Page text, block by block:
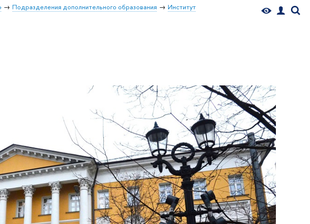
Подразделения дополнительного образования
Институт